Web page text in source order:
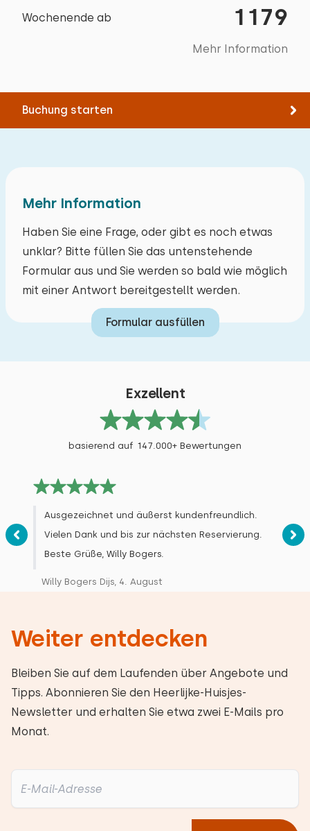
Wochenende ab 1179
Mehr Information
Buchung starten
Bettdecke(n): Doppelbettdecke
Mehr Information
Haben Sie eine Frage, oder gibt es noch etwas
unklar? Bitte füllen Sie das untenstehende
Formular aus und Sie werden so bald wie möglich
mit einer Antwort bereitgestellt werden.
Formular ausfüllen
Exzellent
basierend auf 147.000+ Bewertungen
Ausgezeichnet und äußerst kundenfreundlich.
Vielen Dank und bis zur nächsten Reservierung.
Beste Grüße, Willy Bogers.
Willy Bogers Dijs, 4. August
Weiter entdecken
Bleiben Sie auf dem Laufenden über Angebote und
Tipps. Abonnieren Sie den Heerlijke-Huisjes-
Newsletter und erhalten Sie etwa zwei E-Mails pro
Monat.